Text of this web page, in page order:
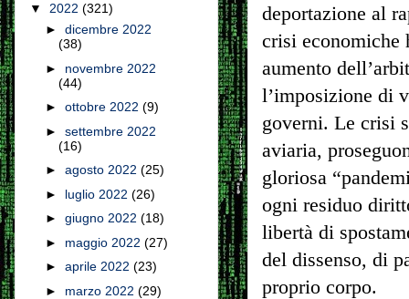
deportazione al
crisi economiche
aumento
l’imposizione di
governi. Le crisi
aviaria,
gloriosa
ogni residuo
libertà di
del dissenso, di
proprio corpo.
▼ 2022 (321)
► dicembre 2022
(38)
► novembre 2022
(44)
► ottobre 2022 (9)
► settembre 2022
(16)
► agosto 2022 (25)
► luglio 2022 (26)
► giugno 2022 (18)
► maggio 2022 (27)
► aprile 2022 (23)
► marzo 2022 (29)